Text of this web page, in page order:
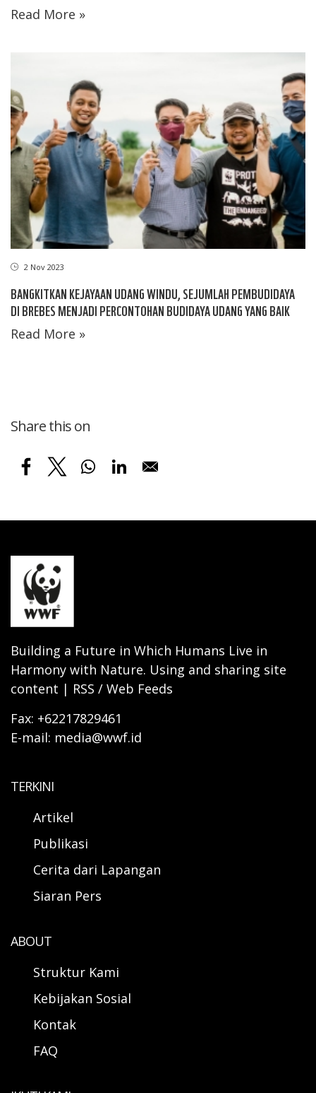
Read More »
2 Nov 2023
BANGKITKAN KEJAYAAN UDANG WINDU, SEJUMLAH PEMBUDIDAYA
DI BREBES MENJADI PERCONTOHAN BUDIDAYA UDANG YANG BAIK
Read More »
Share this on
Building a Future in Which Humans Live in
Harmony with Nature. Using and sharing site
content | RSS / Web Feeds
Fax: +62217829461
E-mail: media@wwf.id
TERKINI
Artikel
Publikasi
Cerita dari Lapangan
Siaran Pers
ABOUT
Struktur Kami
Kebijakan Sosial
Kontak
FAQ